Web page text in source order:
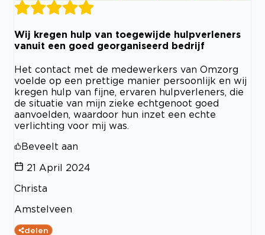
Wij kregen hulp van toegewijde hulpverleners
vanuit een goed georganiseerd bedrijf
Het contact met de medewerkers van Omzorg
voelde op een prettige manier persoonlijk en wij
kregen hulp van fijne, ervaren hulpverleners, die
de situatie van mijn zieke echtgenoot goed
aanvoelden, waardoor hun inzet een echte
verlichting voor mij was.
Beveelt aan
21 April 2024
Christa
Amstelveen
delen